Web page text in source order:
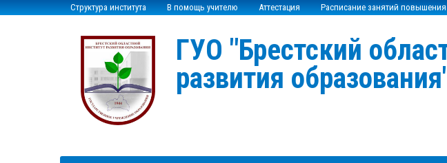
Структура института В помощь учителю Аттестация Расписание занятий
ГУО "Брестский
развития